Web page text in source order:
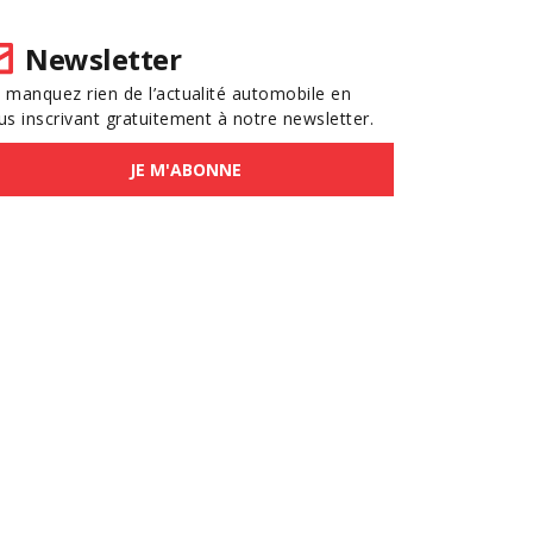
Newsletter
manquez rien de l’actualité automobile en
inscrivant gratuitement à notre newsletter.
JE M'ABONNE